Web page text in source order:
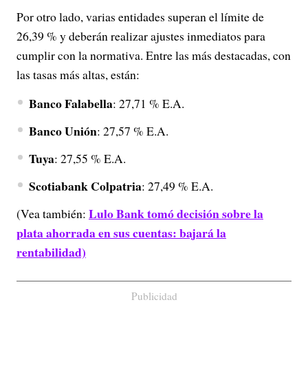
Por otro lado, varias entidades superan el límite de
26,39 % y deberán realizar ajustes inmediatos para
cumplir con la normativa. Entre las más destacadas, con
las tasas más altas, están:
Banco Falabella: 27,71 % E.A.
Banco Unión: 27,57 % E.A.
Tuya: 27,55 % E.A.
Scotiabank Colpatria: 27,49 % E.A.
(Vea también: Lulo Bank tomó decisión sobre la
plata ahorrada en sus cuentas: bajará la
rentabilidad)
Publicidad